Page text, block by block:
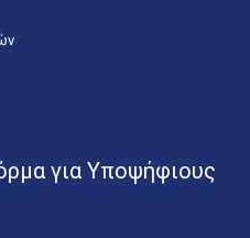
για Υποψήφιους